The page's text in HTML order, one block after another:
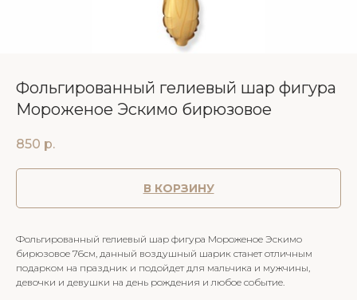
Фольгированный гелиевый шар фигура
Мороженое Эскимо бирюзовое
850 р.
В КОРЗИНУ
Фольгированный гелиевый шар фигура Мороженое Эскимо
бирюзовое 76см, данный воздушный шарик станет отличным
подарком на праздник и подойдет для мальчика и мужчины,
девочки и девушки на день рождения и любое событие.